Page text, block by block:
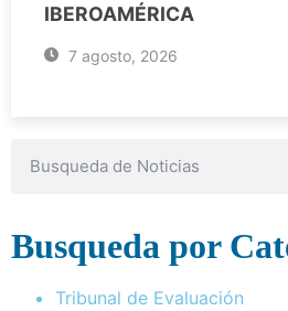
IBEROAMÉRICA
7 agosto, 2026
Busqueda por
Tribunal de Evaluación